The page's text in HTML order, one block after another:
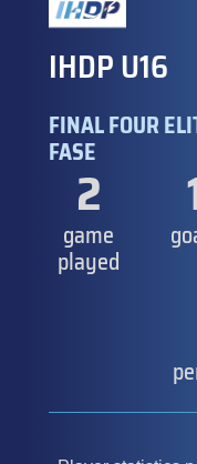
IHDP U16
FINAL FOUR
FASE
2
game
played